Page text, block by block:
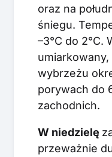
oraz na
śniegu.
–3°C do 2°C.
wybrzeżu
porywach do
zachodnich.
W niedzielę
przeważnie